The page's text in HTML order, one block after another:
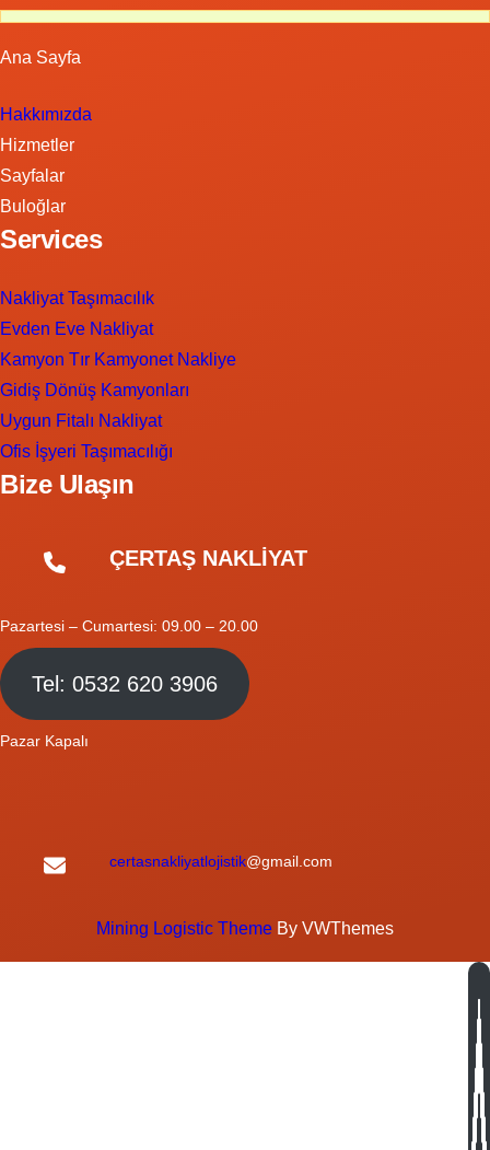
Ana Sayfa
Hakkımızda
Hizmetler
Sayfalar
Buloğlar
Services
Nakliyat Taşımacılık
Evden Eve Nakliyat
Kamyon Tır Kamyonet Nakliye
Gidiş Dönüş Kamyonları
Uygun Fitalı Nakliyat
Ofis İşyeri Taşımacılığı
Bize Ulaşın
ÇERTAŞ NAKLİYAT
Pazartesi – Cumartesi: 09.00 – 20.00
Tel: 0532 620 3906
Pazar Kapalı
certasnakliyatlojistik@gmail.com
Mining Logistic Theme By VWThemes